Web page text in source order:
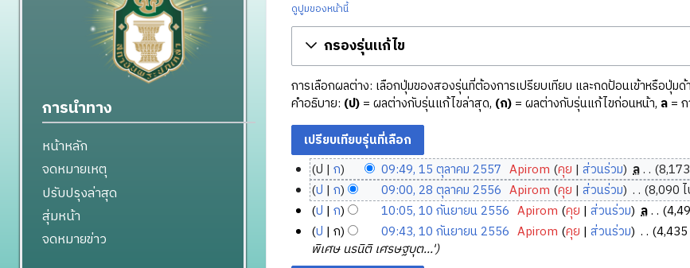
ดูปูมของหน้านี้
กรองรุ่นแก้ไข
การเลือกผลต่าง: เลือกปุ่มของสองรุ่นที่ต้องการเปรียบเทียบ และกดป้อนเข้าหรือปุ่มด้
คำอธิบาย: (ป)= ผลต่างกับรุ่นแก้ไขล่าสุด, (ก)= ผลต่างกับรุ่นแก้ไขก่อนหน้า, ล= ก
1
5
ตุ
า
ป ก 09:49, 15 ตุลาคม 2557 Apirom คุย ส่วนร่วม ‎ล
ไ
ม่
มี
ค
ว
2
8
ป ก 09:00, 28 ตุลาคม 2556 Apirom คุย ส่วนร่วม ‎ 8,090
ไ
ม่
มี
ค
1
ป ก 10:05, 10 กันยายน 2556 Apirom คุย ส่วนร่วม ‎ล
ไ
ม่
มี
ป ก 09:43, 10 กันยายน 2556 Apirom คุย ส่วนร่วม ‎
พิเศษ นรนิติ เศรษฐบุต...'
การนำทาง
หน้าหลัก
จดหมายเหตุ
ปรับปรุงล่าสุด
สุ่มหน้า
จดหมายข่าว